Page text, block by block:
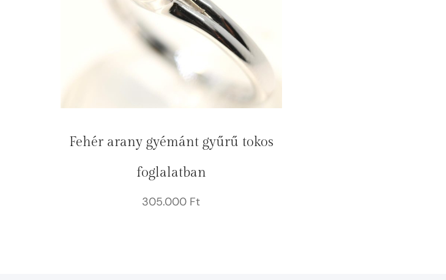
Fehér arany gyémánt gyűrű tokos
foglalatban
305.000 Ft